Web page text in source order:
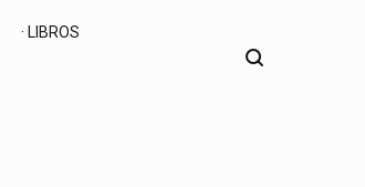
· LIBROS